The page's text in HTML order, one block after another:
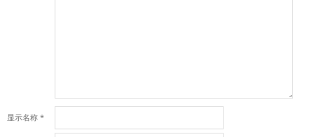
显示名称 *